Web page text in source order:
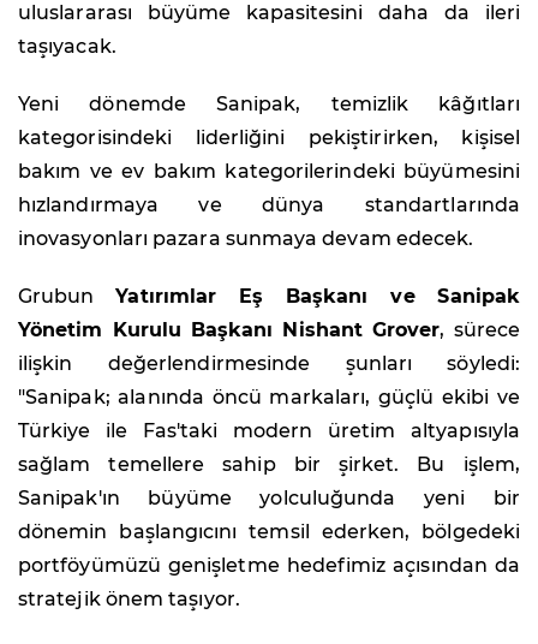
uluslararası büyüme kapasitesini daha da ileri
taşıyacak.
Yeni dönemde Sanipak, temizlik kâğıtları
kategorisindeki liderliğini pekiştirirken, kişisel
bakım ve ev bakım kategorilerindeki büyümesini
hızlandırmaya ve dünya standartlarında
inovasyonları pazara sunmaya devam edecek.
GrubunYatırımlar Eş Başkanı ve Sanipak
Yönetim Kurulu Başkanı Nishant Grover, sürece
ilişkin değerlendirmesinde şunları söyledi:
"Sanipak; alanında öncü markaları, güçlü ekibi ve
Türkiye ile Fas'taki modern üretim altyapısıyla
sağlam temellere sahip bir şirket. Bu işlem,
Sanipak'ın büyüme yolculuğunda yeni bir
dönemin başlangıcını temsil ederken, bölgedeki
portföyümüzü genişletme hedefimiz açısından da
stratejik önem taşıyor.